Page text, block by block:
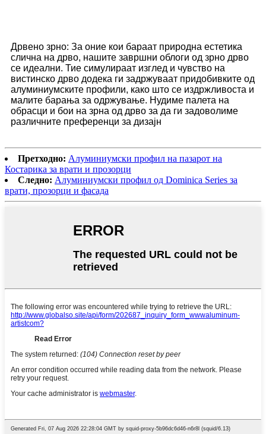
Дрвено зрно: За оние кои бараат природна естетика
слична на дрво, нашите завршни облоги од зрно дрво
се идеални. Тие симулираат изглед и чувство на
вистинско дрво додека ги задржуваат придобивките од
алуминиумските профили, како што се издржливоста и
малите барања за одржување. Нудиме палета на
обрасци и бои на зрна од дрво за да ги задоволиме
различните преференци за дизајн
Претходно: Алуминиумски профил на пазарот на
Костарика за врати и прозорци
Следно: Алуминиумски профил од Dominica Series за
врати, прозорци и фасада